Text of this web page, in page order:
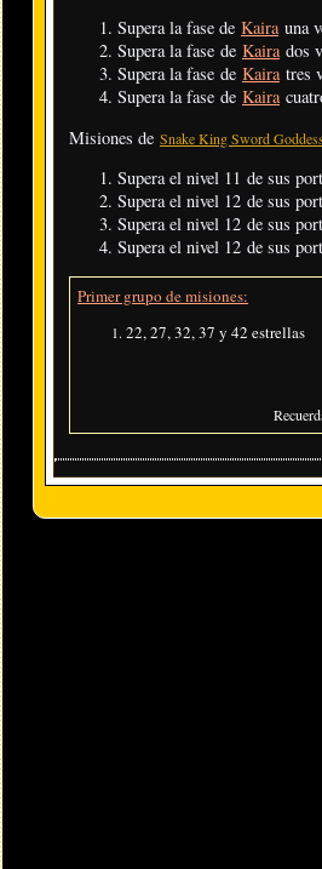
Supera la fase de Kairauna
Supera la fase de Kairados
Supera la fase de Kairatres
Supera la fase de Kaira
Misiones de Snake King Sword Goddess
Supera el nivel 11 de sus
Supera el nivel 12 de sus
Supera el nivel 12 de sus
Supera el nivel 12 de sus
Primer grupo de misiones:
22, 27, 32, 37 y 42 estrellas